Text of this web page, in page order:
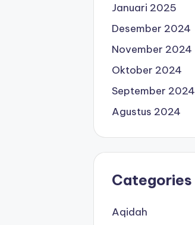
Januari 2025
Desember 2024
November 2024
Oktober 2024
September 2024
Agustus 2024
Categories
Aqidah